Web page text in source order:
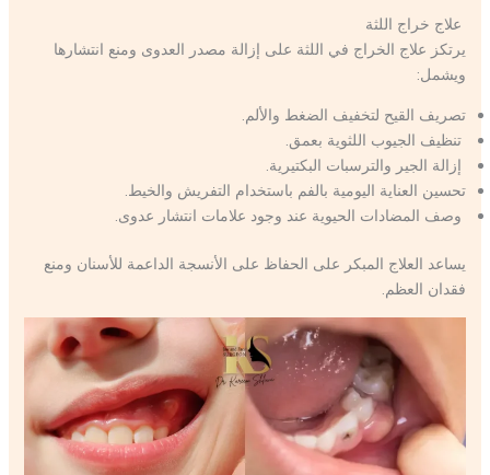
علاج خراج اللثة
يرتكز علاج الخراج في اللثة على إزالة مصدر العدوى ومنع انتشارها
ويشمل:
تصريف القيح لتخفيف الضغط والألم.
تنظيف الجيوب اللثوية بعمق.
إزالة الجير والترسبات البكتيرية.
تحسين العناية اليومية بالفم باستخدام التفريش والخيط.
وصف المضادات الحيوية عند وجود علامات انتشار عدوى.
يساعد العلاج المبكر على الحفاظ على الأنسجة الداعمة للأسنان ومنع
فقدان العظم.